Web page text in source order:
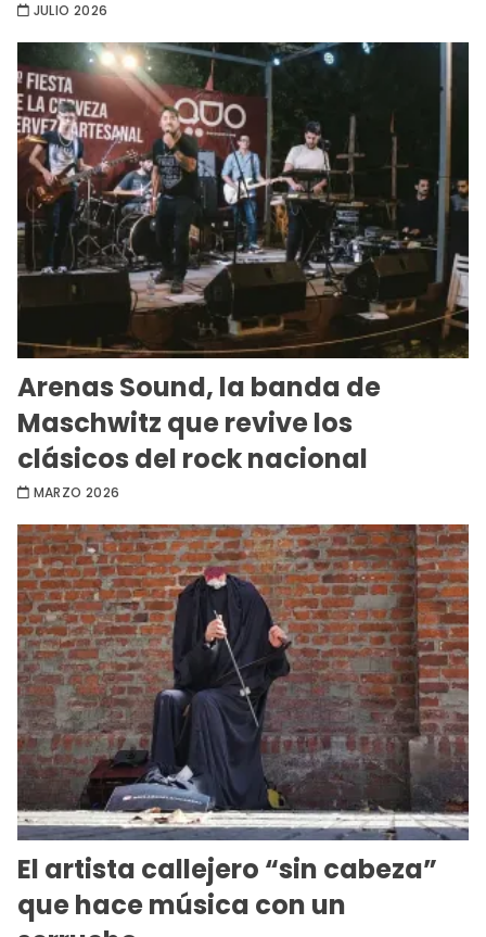
JULIO 2026
Arenas Sound, la banda de
Maschwitz que revive los
clásicos del rock nacional
MARZO 2026
El artista callejero “sin cabeza”
que hace música con un